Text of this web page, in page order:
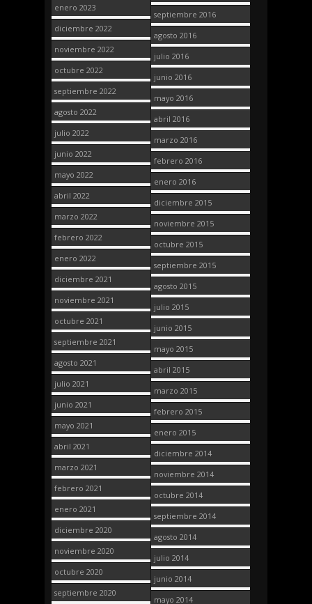
enero 2023
diciembre 2022
noviembre 2022
octubre 2022
septiembre 2022
agosto 2022
julio 2022
junio 2022
mayo 2022
abril 2022
marzo 2022
febrero 2022
enero 2022
diciembre 2021
noviembre 2021
octubre 2021
septiembre 2021
agosto 2021
julio 2021
junio 2021
mayo 2021
abril 2021
marzo 2021
febrero 2021
enero 2021
diciembre 2020
noviembre 2020
octubre 2020
septiembre 2020
septiembre 2016
agosto 2016
julio 2016
junio 2016
mayo 2016
abril 2016
marzo 2016
febrero 2016
enero 2016
diciembre 2015
noviembre 2015
octubre 2015
septiembre 2015
agosto 2015
julio 2015
junio 2015
mayo 2015
abril 2015
marzo 2015
febrero 2015
enero 2015
diciembre 2014
noviembre 2014
octubre 2014
septiembre 2014
agosto 2014
julio 2014
junio 2014
mayo 2014